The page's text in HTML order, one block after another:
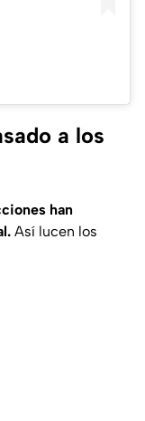
a los
han
Así lucen los